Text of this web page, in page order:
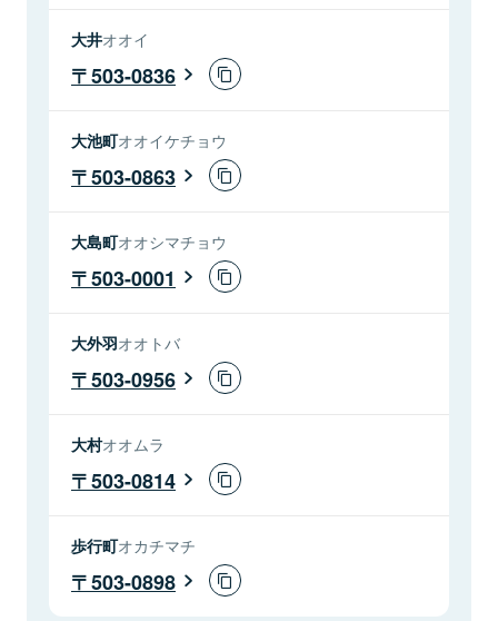
大井オオイ
503-0836
大池町オオイケチョウ
503-0863
大島町オオシマチョウ
503-0001
大外羽オオトバ
503-0956
大村オオムラ
503-0814
歩行町オカチマチ
503-0898